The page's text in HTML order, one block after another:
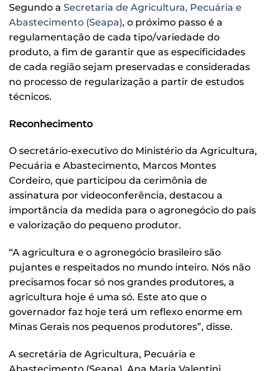
Segundo a Secretaria de Agricultura, Pecuária e
Abastecimento (Seapa), o próximo passo é a
regulamentação de cada tipo/variedade do
produto, a fim de garantir que as especificidades
de cada região sejam preservadas e consideradas
no processo de regularização a partir de estudos
técnicos.
Reconhecimento
O secretário-executivo do Ministério da Agricultura,
Pecuária e Abastecimento, Marcos Montes
Cordeiro, que participou da cerimônia de
assinatura por videoconferência, destacou a
importância da medida para o agronegócio do país
e valorização do pequeno produtor.
“A agricultura e o agronegócio brasileiro são
pujantes e respeitados no mundo inteiro. Nós não
precisamos focar só nos grandes produtores, a
agricultura hoje é uma só. Este ato que o
governador faz hoje terá um reflexo enorme em
Minas Gerais nos pequenos produtores”, disse.
A secretária de Agricultura, Pecuária e